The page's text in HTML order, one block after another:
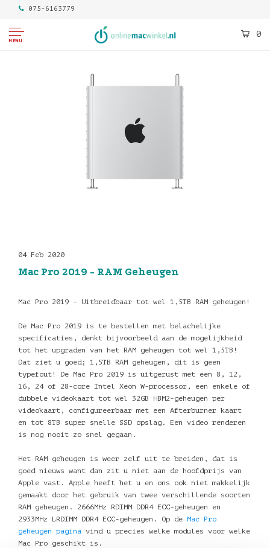
075-6163779
MENU
0
04 Feb 2020
Mac Pro 2019 - RAM Geheugen
Mac Pro 2019 - Uitbreidbaar tot wel 1,5TB RAM geheugen!
De Mac Pro 2019 is te bestellen met belachelijke
specificaties, denkt bijvoorbeeld aan de mogelijkheid
tot het upgraden van het RAM geheugen tot wel 1,5TB!
Dat ziet u goed; 1,5TB RAM geheugen, dit is geen
typefout! De Mac Pro 2019 is uitgerust met een 8, 12,
16, 24 of 28-core Intel Xeon W-processor, een enkele of
dubbele videokaart tot wel 32GB HBM2-geheugen per
videokaart, configureerbaar met een Afterburner kaart
en tot 8TB super snelle SSD opslag. Een video renderen
is nog nooit zo snel gegaan.
Het RAM geheugen is weer zelf uit te breiden, dat is
goed nieuws want dan zit u niet aan de hoofdprijs van
Apple vast. Apple heeft het u en ons ook niet makkelijk
gemaakt door het gebruik van twee verschillende soorten
RAM geheugen. 2666MHz RDIMM DDR4 ECC-geheugen en
2933MHz LRDIMM DDR4 ECC-geheugen. Op de Mac Pro
geheugen pagina vind u precies welke modules voor welke
Mac Pro geschikt is.